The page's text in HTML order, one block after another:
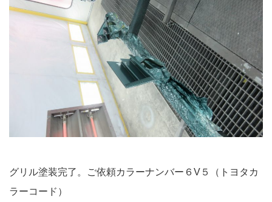
グリル塗装完了。ご依頼カラーナンバー６V５（トヨタカ
ラーコード）